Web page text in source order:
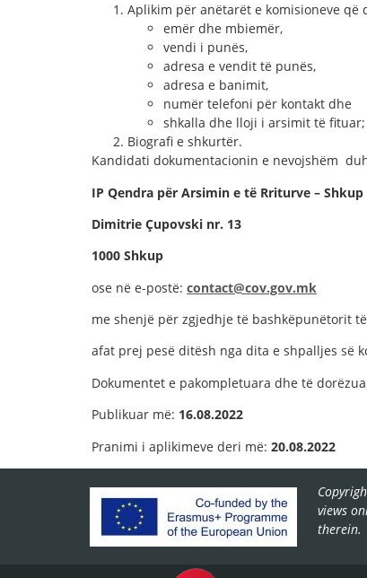
Aplikim për anëtarët e komisioneve që
emër dhe mbiemër,
vendi i punës,
adresa e vendit të punës,
adresa e banimit,
numër telefoni për kontakt dhe
shkalla dhe lloji i arsimit të fituar;
Biografi e shkurtër.
Kandidati dokumentacionin e nevojshëm
IP Qendra për Arsimin e të Rriturve – Shkup
Dimitrie Çupovski nr. 13
1000 Shkup
ose në e-postë: contact@cov.gov.mk
me shenjë për zgjedhje të bashkëpunëtorit
afat prej pesë ditësh nga dita e shpalljes së
Dokumentet e pakompletuara dhe të
Publikuar më: 16.08.2022
Pranimi i aplikimeve deri më: 20.08.2022
views
therein.